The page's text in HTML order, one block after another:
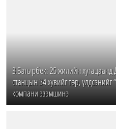
З.Батырбек: 25 жилийн хугацаанд
станцын 34 хувийг төр,
компани эзэмшинэ